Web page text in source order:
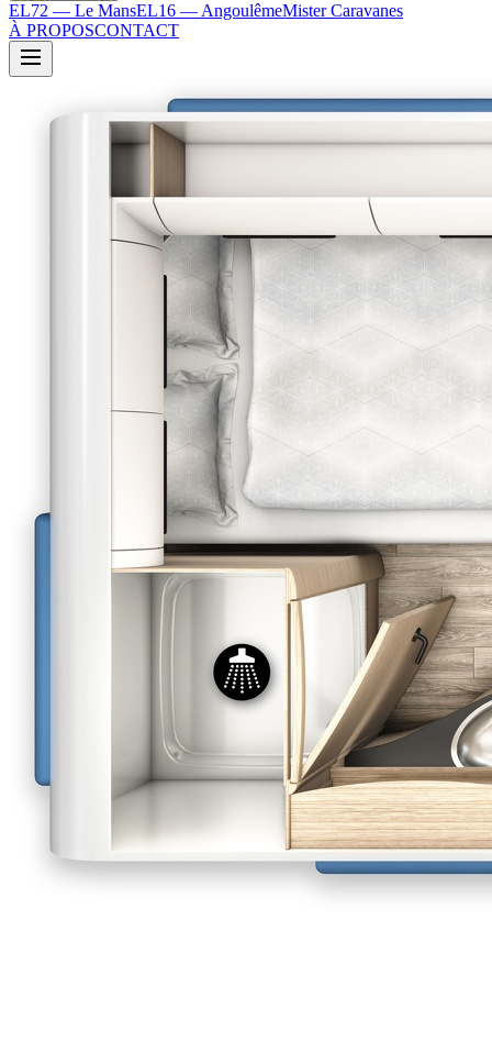
EL72 — Le MansEL16 — AngoulêmeMister Caravanes
À PROPOSCONTACT